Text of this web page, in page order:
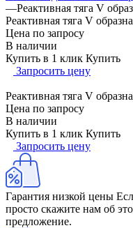
—Реактивная тяга V
Реактивная тяга V
Цена по запросу
В наличии
Купить в 1 клик Купить
Запросить цену
Реактивная тяга V
Цена по запросу
В наличии
Купить в 1 клик Купить
Запросить цену
Гарантия низкой цены
просто скажите нам об
предложение.